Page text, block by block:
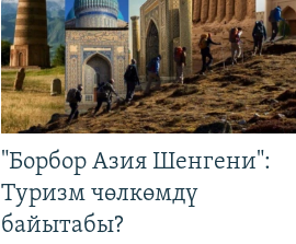
"Борбор Азия Шенгени":
Туризм чөлкөмдү
байытабы?